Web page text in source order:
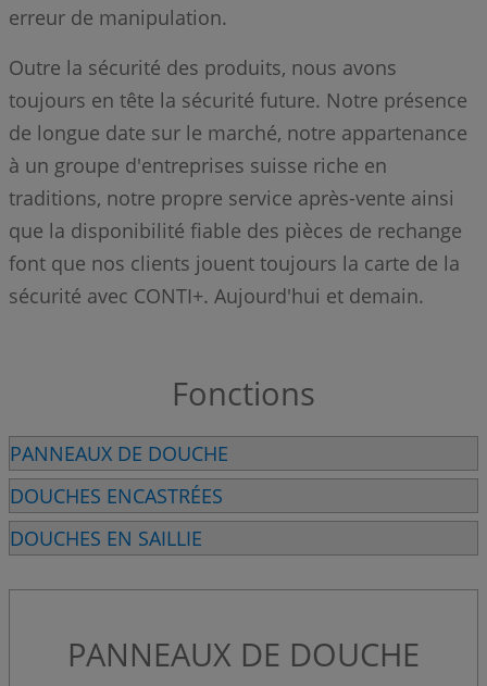
erreur de manipulation.
Outre la sécurité des produits, nous avons
toujours en tête la sécurité future. Notre présence
de longue date sur le marché, notre appartenance
à un groupe d'entreprises suisse riche en
traditions, notre propre service après-vente ainsi
que la disponibilité fiable des pièces de rechange
font que nos clients jouent toujours la carte de la
sécurité avec CONTI+. Aujourd'hui et demain.
Fonctions
PANNEAUX DE DOUCHE
DOUCHES ENCASTRÉES
DOUCHES EN SAILLIE
PANNEAUX DE DOUCHE